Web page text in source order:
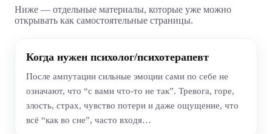
Ниже — отдельные материалы, которые уже можно
открывать как самостоятельные страницы.
Когда нужен психолог/психотерапевт
После ампутации сильные эмоции сами по себе не
означают, что “с вами что-то не так”. Тревога, горе,
злость, страх, чувство потери и даже ощущение, что
всё “как во сне”, часто входя…